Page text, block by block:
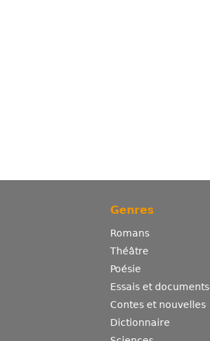
Genres
Romans
Théâtre
Poésie
Essais et documents
Contes et nouvelles
Dictionnaire